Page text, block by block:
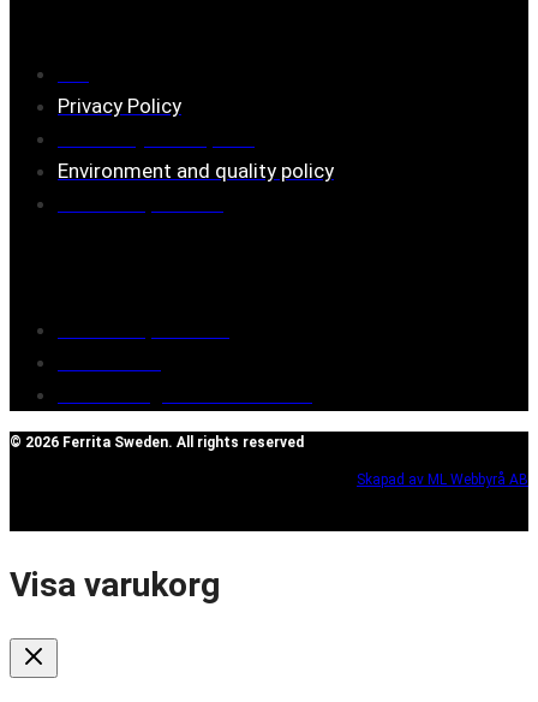
Privacy Policy
Environment and quality policy
© 2026 Ferrita Sweden. All rights reserved
Skapad av ML Webbyrå AB
Visa varukorg